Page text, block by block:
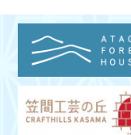
議会
表示 ス
©